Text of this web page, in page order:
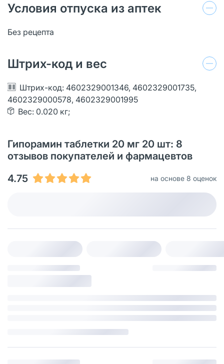
Условия отпуска из аптек
Без рецепта
Штрих-код и вес
Штрих-код: 4602329001346, 4602329001735,
4602329000578, 4602329001995
Вес: 0.020 кг;
Гипорамин таблетки 20 мг 20 шт: 8
отзывов покупателей и фармацевтов
4.75
на основе 8 оценок